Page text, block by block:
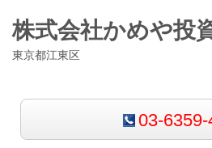
株式会社かめや投
東京都江東区
03-